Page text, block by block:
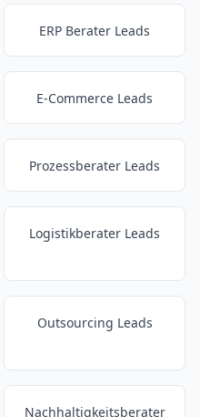
ERP Berater Leads
E-Commerce Leads
Prozessberater Leads
Logistikberater Leads
Outsourcing Leads
Nachhaltigkeitsberater